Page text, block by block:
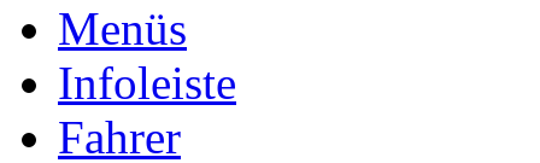
Menüs
Infoleiste
Fahrer